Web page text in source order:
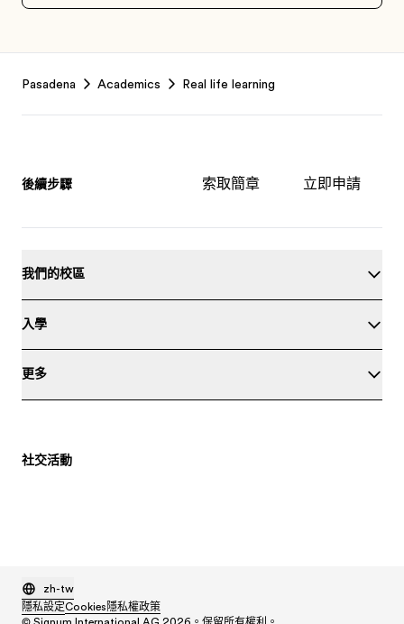
Pasadena Academics Real life learning
後續步驟 索取簡章 立即申請
我們的校區
入學
更多
社交活動
zh-tw
隱私設定Cookies 隱私權政策